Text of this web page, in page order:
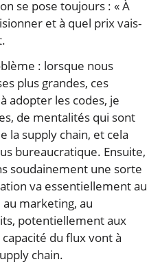
se pose toujours : « À
et à quel prix vais-
: lorsque nous
plus grandes, ces
adopter les codes, je
de mentalités qui sont
la supply chain, et cela
bureaucratique. Ensuite,
soudainement une sorte
va essentiellement au
marketing, au
potentiellement aux
du flux vont à
chain.